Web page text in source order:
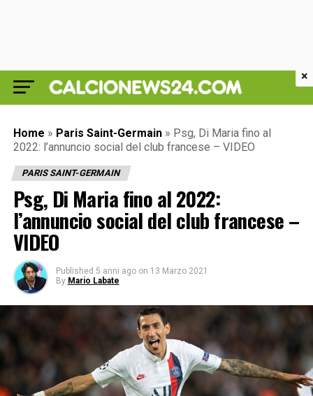
Home » Paris Saint-Germain » Psg, Di Maria fino al
2022: l’annuncio social del club francese – VIDEO
PARIS SAINT-GERMAIN
Psg, Di Maria fino al 2022:
l’annuncio social del club francese –
VIDEO
Published 5 anni ago on 13 Marzo 2021
By Mario Labate
×